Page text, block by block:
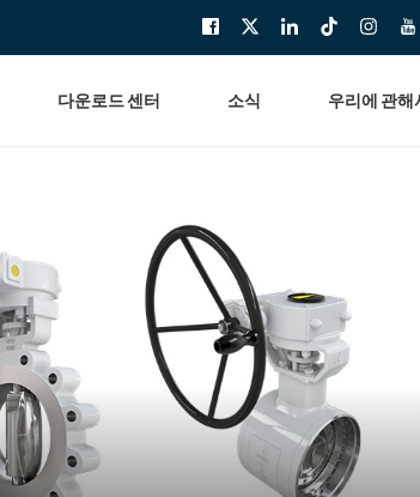
다운로드 센터 소식 우리에 관해